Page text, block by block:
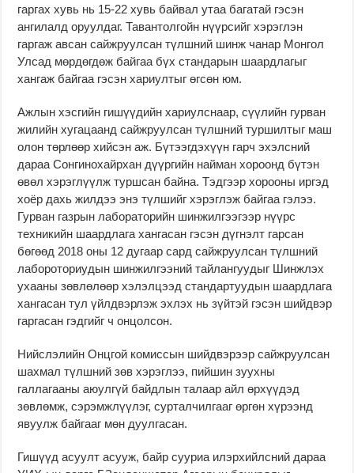
гаргах хувь нь 15-22 хувь байвал утаа багатай гэсэн
ангилалд оруулдаг. Тавантолгойн нүүрсийг хэрэглэн
гаргаж авсан сайжруулсан түлшний шинж чанар Монгол
Улсад мөрдөгдөж байгаа бүх стандарын шаардлагыг
хангаж байгаа гэсэн хариултыг өгсөн юм.
Ажлын хэсгийн гишүүдийн хариулснаар, сүүлийн гурван
жилийн хугацаанд сайжруулсан түлшний туршилтыг маш
олон төрлөөр хийсэн аж. Бүтээгдэхүүн гарч эхэлсний
дараа Сонгинохайрхан дүүргийн найман хороонд бүтэн
өвөл хэрэглүүлж туршсан байна. Тэдгээр хорооны иргэд
хоёр дахь жилдээ энэ түлшийг хэрэглэж байгаа гэлээ.
Гурван газрын лабораторийн шинжилгээгээр нүүрс
техникийн шаардлага хангасан гэсэн дүгнэлт гарсан
бөгөөд 2018 оны 12 дугаар сард сайжруулсан түлшний
лабороториудын шинжилгээний тайлангуудыг Шинжлэх
ухааны зөвлөлөөр хэлэлцээд стандартуудын шаардлага
хангасан тул үйлдвэрлэж эхлэх нь зүйтэй гэсэн шийдвэр
гаргасан гэдгийг ч онцолсон.
Нийслэлийн Онцгой комиссын шийдвэрээр сайжруулсан
шахмал түлшний зөв хэрэглээ, пийшин зуухны
галлагааны аюулгүй байдлын талаар айл өрхүүдэд
зөвлөмж, сэрэмжлүүлэг, сурталчилгааг өргөн хүрээнд
явуулж байгааг мөн дуулгасан.
Гишүүд асуулт асууж, байр сууриа илэрхийлсний дараа